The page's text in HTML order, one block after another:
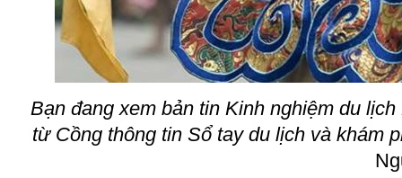
Bạn đang xem bản tin Kinh nghiệm du
từ Cồng thông tin Sổ tay du lịch và khám